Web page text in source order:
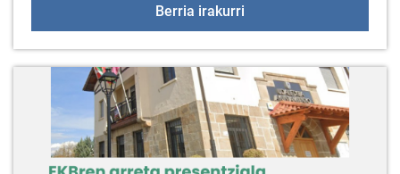
Berria irakurri